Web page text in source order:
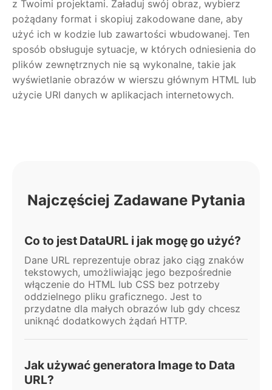
z Twoimi projektami. Załaduj swój obraz, wybierz
pożądany format i skopiuj zakodowane dane, aby
użyć ich w kodzie lub zawartości wbudowanej. Ten
sposób obsługuje sytuacje, w których odniesienia do
plików zewnętrznych nie są wykonalne, takie jak
wyświetlanie obrazów w wierszu głównym HTML lub
użycie URI danych w aplikacjach internetowych.
Najczęściej Zadawane Pytania
Co to jest DataURL i jak mogę go użyć?
Dane URL reprezentuje obraz jako ciąg znaków
tekstowych, umożliwiając jego bezpośrednie
włączenie do HTML lub CSS bez potrzeby
oddzielnego pliku graficznego. Jest to
przydatne dla małych obrazów lub gdy chcesz
uniknąć dodatkowych żądań HTTP.
Jak używać generatora Image to Data
URL?